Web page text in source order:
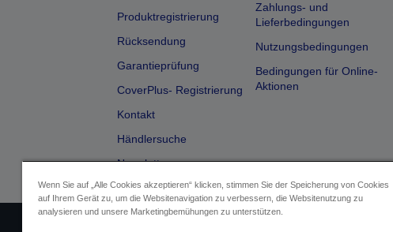
Produktregistrierung
Rücksendung
Garantieprüfung
CoverPlus- Registrierung
Kontakt
Händlersuche
Newsletter
Zahlungs- und
Lieferbedingungen
Nutzungsbedingungen
Bedingungen für Online-
Aktionen
Wenn Sie auf „Alle Cookies akzeptieren“ klicken, stimmen Sie der Speicherung von Cookies
auf Ihrem Gerät zu, um die Websitenavigation zu verbessern, die Websitenutzung zu
analysieren und unsere Marketingbemühungen zu unterstützen.